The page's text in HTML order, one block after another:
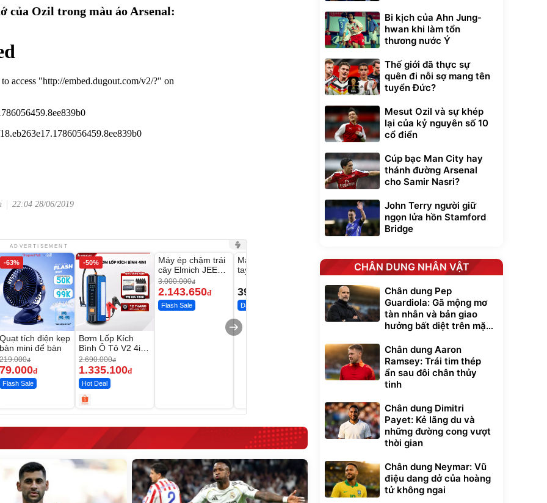
của Ozil trong màu áo Arsenal:
22:04 28/06/2019
ADVERTISEMENT
-63%
Quạt tích điện kẹp
bàn mini để bàn
219.000đ
79.000đ
Flash Sale
-50%
Bơm Lốp Kích
Bình Ô Tô V2 4in1
MEDICAR –
12.000mAh
2.690.000đ
1.335.100đ
Hot Deal
-28%
Máy ép chậm trái
cây Elmich JEE
1855OL
3.000.000đ
2.143.650đ
Flash Sale
Máy rửa xe cầm
tay xịt rửa cao áp
399.000
Đã bán nhiều
cao cấp, tráng
nhôm 03 lớp
392.000đ
325.000đ
lực G-Force C14
gấp gọn bỏ cốp
tiện lợi
9.900.000đ
7.092.000đ
Đang xem nhiều
Bi kịch của Ahn Jung-
hwan khi làm tổn
thương nước Ý
Thế giới đã thực sự
quên đi nỗi sợ mang tên
tuyển Đức?
Mesut Ozil và sự khép
lại của kỷ nguyên số 10
cổ điển
Cúp bạc Man City hay
thánh đường Arsenal
cho Samir Nasri?
John Terry người giữ
ngọn lửa hồn Stamford
Bridge
CHÂN DUNG NHÂN VẬT
Chân dung Pep
Guardiola: Gã mộng mơ
tàn nhẫn và bản giao
hưởng bất diệt trên mặt
Chân dung Aaron
Ramsey: Trái tim thép
ẩn sau đôi chân thủy
tinh
Chân dung Dimitri
Payet: Kẻ lãng du và
những đường cong vượt
thời gian
Chân dung Neymar: Vũ
điệu dang dở của hoàng
tử không ngai